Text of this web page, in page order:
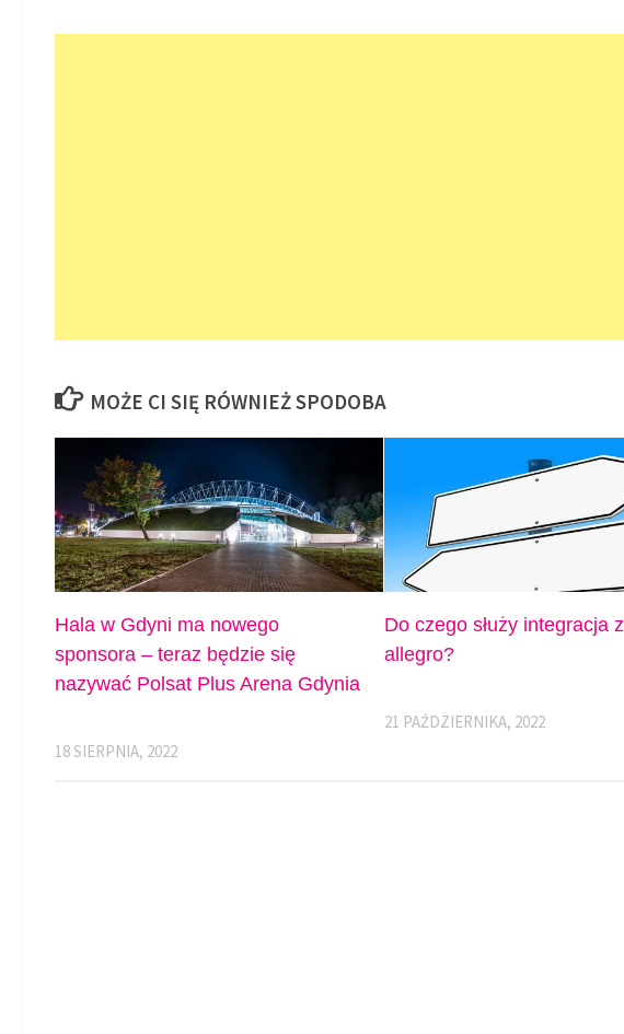
MOŻE CI SIĘ RÓWNIEŻ SPODOBA
Hala w Gdyni ma nowego
sponsora – teraz będzie się
nazywać Polsat Plus Arena Gdynia
18 SIERPNIA, 2022
Do czego służy integracja z
allegro?
21 PAŹDZIERNIKA, 2022